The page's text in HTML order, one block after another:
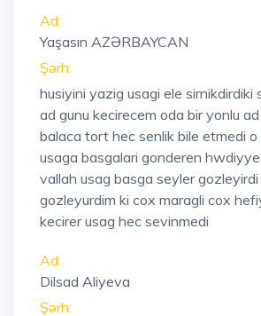
Ad:
Yaşasın AZƏRBAYCAN
Şərh:
husiyini yazig usagi ele sirnikdirdiki
ad gunu kecirecem oda bir yonlu
balaca tort hec senlik bile etmedi o
usaga basgalari gonderen
vallah usag basga seyler
gozleyurdim ki cox maragli cox
kecirer usag hec sevinmedi
Ad:
Dilsad Aliyeva
Şərh: